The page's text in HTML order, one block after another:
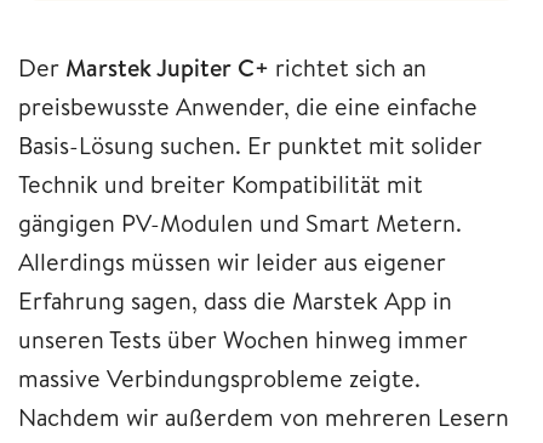
Der Marstek Jupiter C+ richtet sich an
preisbewusste Anwender, die eine einfache
Basis-Lösung suchen. Er punktet mit solider
Technik und breiter Kompatibilität mit
gängigen PV-Modulen und Smart Metern.
Allerdings müssen wir leider aus eigener
Erfahrung sagen, dass die Marstek App in
unseren Tests über Wochen hinweg immer
massive Verbindungsprobleme zeigte.
Nachdem wir außerdem von mehreren Lesern